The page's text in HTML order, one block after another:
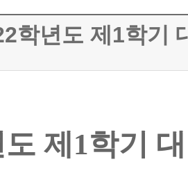
학년도 제1학기
도 제1학기